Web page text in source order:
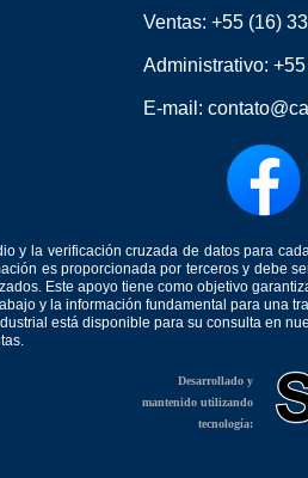
Ventas: +55 (16)
Administrativo:
E-mail:
y la verificación cruzada de datos para
es proporcionada por terceros y debe
Este apoyo tiene como objetivo
y la información fundamental para una
está disponible para su consulta en
Desarrollado y
mantenido utilizando
tecnología: